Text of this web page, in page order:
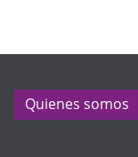
Quienes somos